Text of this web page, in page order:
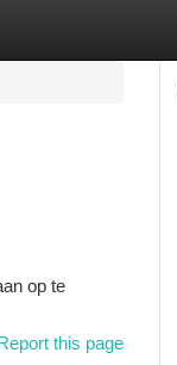
op te
Report this page